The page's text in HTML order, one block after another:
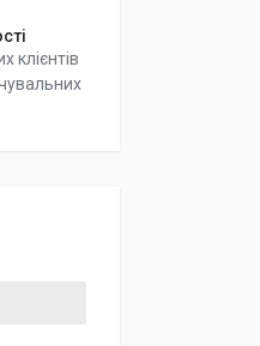
клієнтів